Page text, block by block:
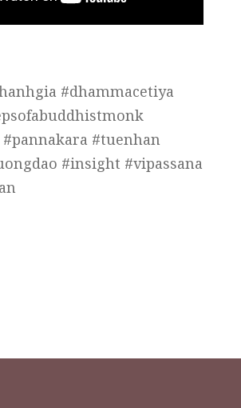
#dhammacetiya
#pannakara #tuenhan
#insight #vipassana